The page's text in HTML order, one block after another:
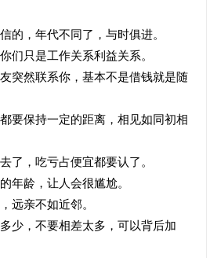
的，年代不同了，与时俱进。
们只是工作关系利益关系。
突然联系你，基本不是借钱就是随
要保持一定的距离，相见如同初相
了，吃亏占便宜都要认了。
年龄，让人会很尴尬。
远亲不如近邻。
少，不要相差太多，可以背后加